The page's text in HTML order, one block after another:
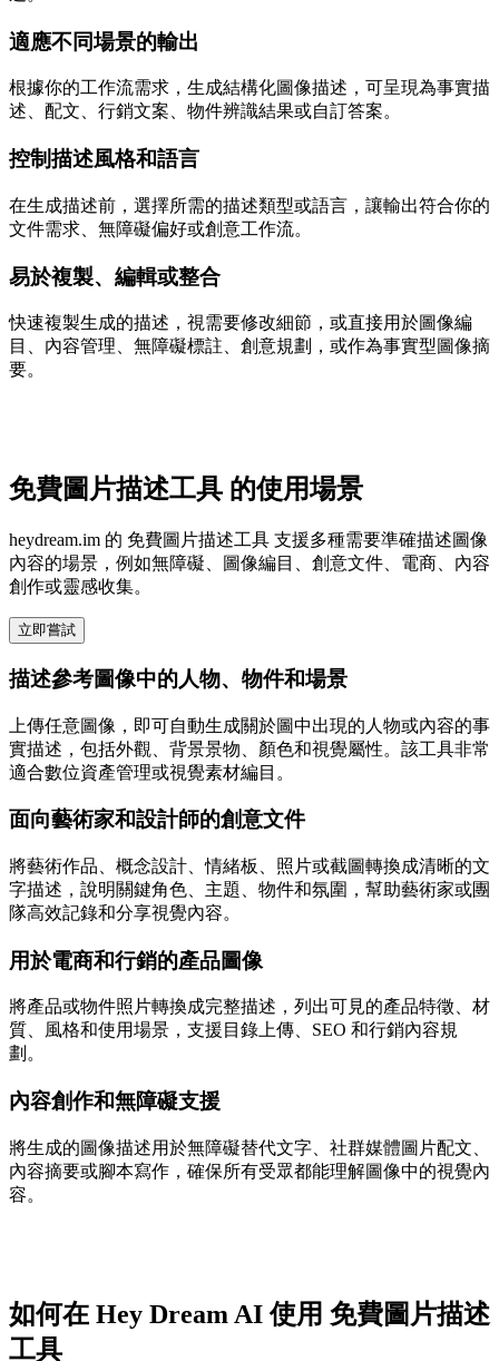
適應不同場景的輸出
根據你的工作流需求，生成結構化圖像描述，可呈現為事實描
述、配文、行銷文案、物件辨識結果或自訂答案。
控制描述風格和語言
在生成描述前，選擇所需的描述類型或語言，讓輸出符合你的
文件需求、無障礙偏好或創意工作流。
易於複製、編輯或整合
快速複製生成的描述，視需要修改細節，或直接用於圖像編
目、內容管理、無障礙標註、創意規劃，或作為事實型圖像摘
要。
免費圖片描述工具 的使用場景
heydream.im 的 免費圖片描述工具 支援多種需要準確描述圖像
內容的場景，例如無障礙、圖像編目、創意文件、電商、內容
創作或靈感收集。
立即嘗試
描述參考圖像中的人物、物件和場景
上傳任意圖像，即可自動生成關於圖中出現的人物或內容的事
實描述，包括外觀、背景景物、顏色和視覺屬性。該工具非常
適合數位資產管理或視覺素材編目。
面向藝術家和設計師的創意文件
將藝術作品、概念設計、情緒板、照片或截圖轉換成清晰的文
字描述，說明關鍵角色、主題、物件和氛圍，幫助藝術家或團
隊高效記錄和分享視覺內容。
用於電商和行銷的產品圖像
將產品或物件照片轉換成完整描述，列出可見的產品特徵、材
質、風格和使用場景，支援目錄上傳、SEO 和行銷內容規
劃。
內容創作和無障礙支援
將生成的圖像描述用於無障礙替代文字、社群媒體圖片配文、
內容摘要或腳本寫作，確保所有受眾都能理解圖像中的視覺內
容。
如何在 Hey Dream AI 使用 免費圖片描述
工具